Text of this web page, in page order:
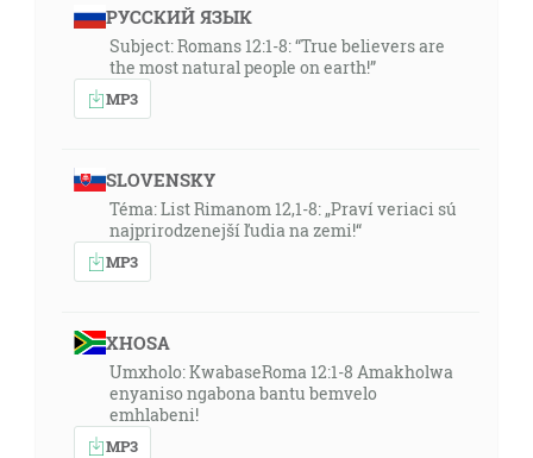
РУССКИЙ ЯЗЫК
Subject: Romans 12:1-8: “True believers are
the most natural people on earth!”
MP3
SLOVENSKY
Téma: List Rimanom 12,1-8: „Praví veriaci sú
najprirodzenejší ľudia na zemi!“
MP3
XHOSA
Umxholo: KwabaseRoma 12:1-8 Amakholwa
enyaniso ngabona bantu bemvelo
emhlabeni!
MP3